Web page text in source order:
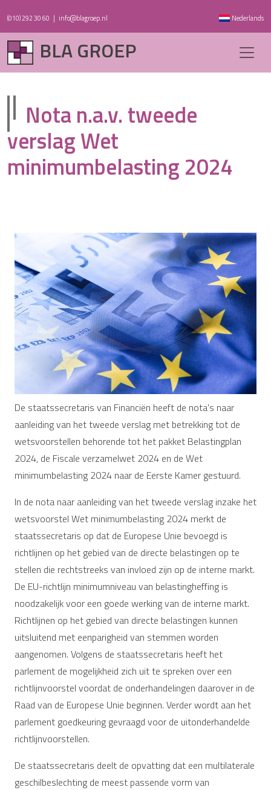
(010) 292 30 60 | info@blagroep.nl Nederlands
BLA GROEP
Nota n.a.v. tweede
verslag Wet
minimumbelasting 2024
De staatssecretaris van Financiën heeft de nota's naar
aanleiding van het tweede verslag met betrekking tot de
wetsvoorstellen behorende tot het pakket Belastingplan
2024, de Fiscale verzamelwet 2024 en de Wet
minimumbelasting 2024 naar de Eerste Kamer gestuurd.
In de nota naar aanleiding van het tweede verslag inzake het
wetsvoorstel Wet minimumbelasting 2024 merkt de
staatssecretaris op dat de Europese Unie bevoegd is
richtlijnen op het gebied van de directe belastingen op te
stellen die rechtstreeks van invloed zijn op de interne markt.
De EU-richtlijn minimumniveau van belastingheffing is
noodzakelijk voor een goede werking van de interne markt.
Richtlijnen op het gebied van directe belastingen kunnen
uitsluitend met eenparigheid van stemmen worden
aangenomen. Volgens de staatssecretaris heeft het
parlement de mogelijkheid zich uit te spreken over een
richtlijnvoorstel voordat de onderhandelingen daarover in de
Raad van de Europese Unie beginnen. Verder wordt aan het
parlement goedkeuring gevraagd voor de uitonderhandelde
richtlijnvoorstellen.
De staatssecretaris deelt de opvatting dat een multilaterale
geschilbeslechting de meest passende vorm van